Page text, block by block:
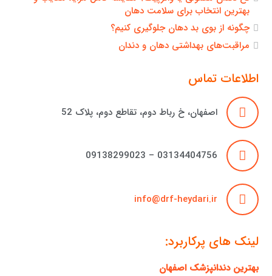
بهترین انتخاب برای سلامت دهان
چگونه از بوی بد دهان جلوگیری کنیم؟
مراقبت‌های بهداشتی دهان و دندان
اطلاعات تماس
اصفهان، خ رباط دوم، تقاطع دوم، پلاک 52
03134404756 – 09138299023
info@drf-heydari.ir
لینک های پرکاربرد:
بهترین دندانپزشک اصفهان